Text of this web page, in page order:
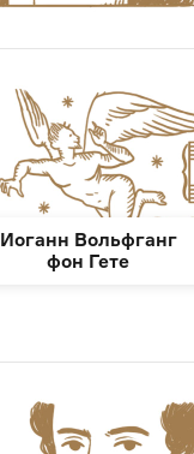
Иоганн Вольфганг
фон Гете